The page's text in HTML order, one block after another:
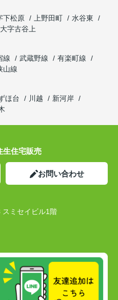
下松原 上野田町
水谷東
大字古谷上
線 武蔵野線
有楽町線
山線
ほ台 川越
新河岸
生住宅販売
お問い合わせ
ミセイビル1階